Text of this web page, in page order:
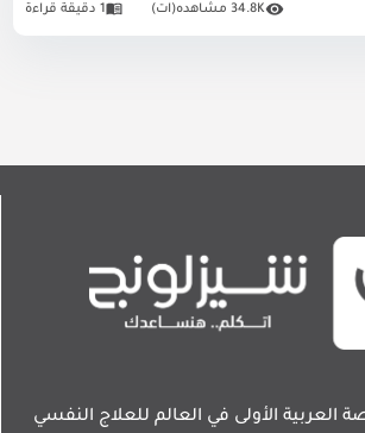
34.8K مشاهده(ات) 1 دقيقة قراءة
العربية الأولى في العالم للعلاج النفسي